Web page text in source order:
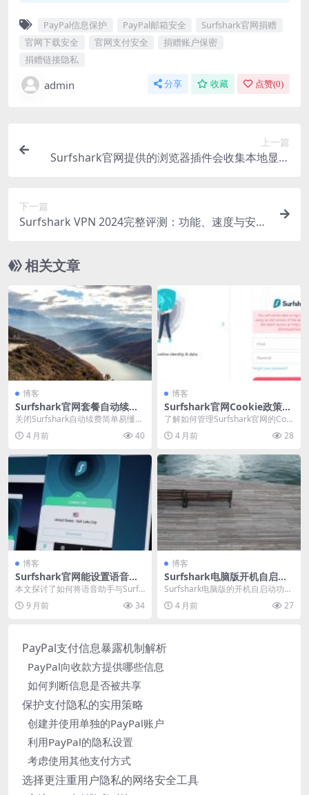
PayPal信息保护 PayPal邮箱安全
Surfshark官网捐赠
官网下载安全
官网支付安全
捐赠账户保密
捐赠链接隐私
admin 分享 收藏 点赞(0)
上一篇
Surfshark官网提供的浏览器插件会收集本地显卡
下一篇
Surfshark VPN 2024完整评测：功能、速度与安全
相关文章
博客
Surfshark官网套餐自动续费
关闭详细步骤
关闭Surfshark自动续费简单易懂，
只需登录账户，进入设置，找到订
阅信息，关...
4 月前 40
博客
Surfshark官网Cookie政策与
隐私设置调整
了解如何管理Surfshark官网的Coo
kie与隐私设置，自主控制数据收集
与广...4 月前 28
博客
Surfshark官网能设置语音助
手跳过节点查询吗
本文探讨了如何将语音助手与Surfs
hark VPN服务结合使用，以跳过节
点查询...
9 月前 34
博客
Surfshark电脑版开机自启动
设置与优化建议
Surfshark电脑版的开机自启动功能
是网络安全的关键自动化防线。它
确保系统启...
4 月前 27
PayPal支付信息暴露机制解析
PayPal向收款方提供哪些信息
如何判断信息是否被共享
保护支付隐私的实用策略
创建并使用单独的PayPal账户
利用PayPal的隐私设置
考虑使用其他支付方式
选择更注重用户隐私的网络安全工具